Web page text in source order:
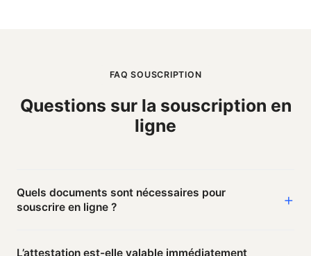
FAQ SOUSCRIPTION
Questions sur la souscription en
ligne
Quels documents sont nécessaires pour
souscrire en ligne ?
L’attestation est-elle valable immédiatement